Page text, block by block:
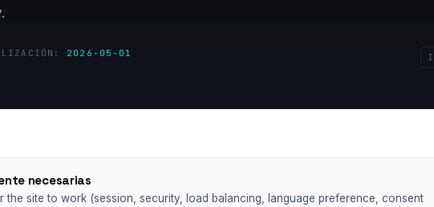
2026-05-01
necesarias
the site to work (session, security, load balancing, language preference, consent